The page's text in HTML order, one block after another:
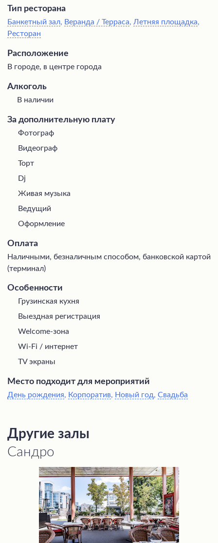
Тип ресторана
Банкетный зал, Веранда / Терраса, Летняя площадка,
Ресторан
Расположение
В городе, в центре города
Алкоголь
В наличии
За дополнительную плату
Фотограф
Видеограф
Торт
Dj
Живая музыка
Ведущий
Оформление
Оплата
Наличными, безналичным способом, банковской картой
(терминал)
Особенности
Грузинская кухня
Выездная регистрация
Welcome-зона
Wi-Fi / интернет
TV экраны
Место подходит для мероприятий
День рождения, Корпоратив, Новый год, Свадьба
Другие залы
Сандро